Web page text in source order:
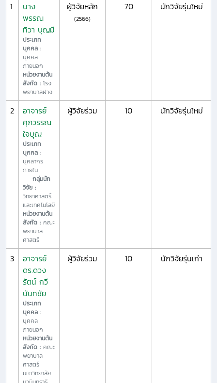
1
นาง
พรรณ
ทิวา บุญมี
ประเภท
บุคคล :
บุคคล
ภายนอก
หน่วยงานต้น
สังกัด : โรง
พยาบาลฝาง
ผู้วิจัยหลัก
(2566)
70 นักวิจัยรุ่นใหม่
2
อาจารย์
ศุภวรรณ
ใจบุญ
ประเภท
บุคคล :
บุคลากร
ภายใน
กลุ่มนัก
วิจัย :
วิทยาศาสตร์
และเทคโนโลยี
หน่วยงานต้น
สังกัด : คณะ
พยาบาล
ศาสตร์
ผู้วิจัยร่วม 10 นักวิจัยรุ่นใหม่
3
อาจารย์
ดร.ดวง
รัตน์ กวี
นันทชัย
ประเภท
บุคคล :
บุคคล
ภายนอก
หน่วยงานต้น
สังกัด : คณะ
พยาบาล
ศาสตร์
มหาวิทยาลัย
ผู้วิจัยร่วม 10 นักวิจัยรุ่นเก่า